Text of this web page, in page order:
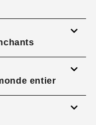
entier